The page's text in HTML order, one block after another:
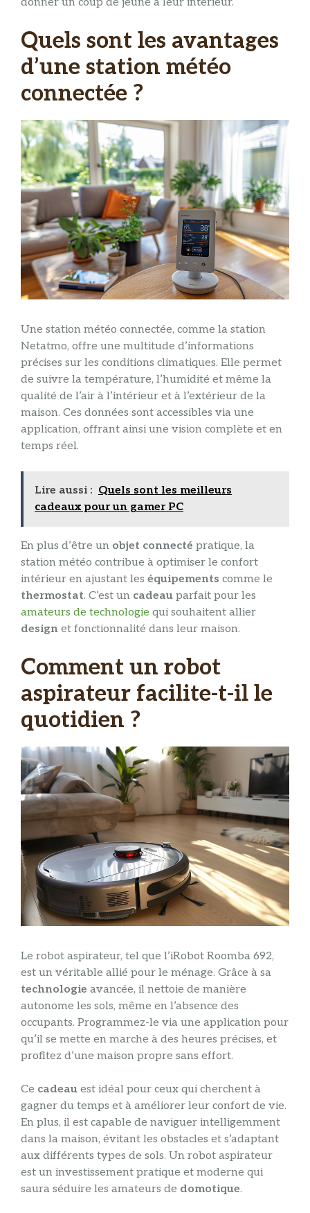
Quels sont les avantages
d’une station météo
connectée ?
Une station météo connectée, comme la station
Netatmo, offre une multitude d’informations
précises sur les conditions climatiques. Elle permet
de suivre la température, l’humidité et même la
qualité de l’air à l’intérieur et à l’extérieur de la
maison. Ces données sont accessibles via une
application, offrant ainsi une vision complète et en
temps réel.
Lire aussi : Quels sont les meilleurs
cadeaux pour un gamer PC
En plus d’être un objet connecté pratique, la
station météo contribue à optimiser le confort
intérieur en ajustant les équipements comme le
thermostat. C’est un cadeau parfait pour les
amateurs de technologie qui souhaitent allier
design et fonctionnalité dans leur maison.
Comment un robot
aspirateur facilite-t-il le
quotidien ?
Le robot aspirateur, tel que l’iRobot Roomba 692,
est un véritable allié pour le ménage. Grâce à sa
technologie avancée, il nettoie de manière
autonome les sols, même en l’absence des
occupants. Programmez-le via une application pour
qu’il se mette en marche à des heures précises, et
profitez d’une maison propre sans effort.
Ce cadeau est idéal pour ceux qui cherchent à
gagner du temps et à améliorer leur confort de vie.
En plus, il est capable de naviguer intelligemment
dans la maison, évitant les obstacles et s’adaptant
aux différents types de sols. Un robot aspirateur
est un investissement pratique et moderne qui
saura séduire les amateurs de domotique.